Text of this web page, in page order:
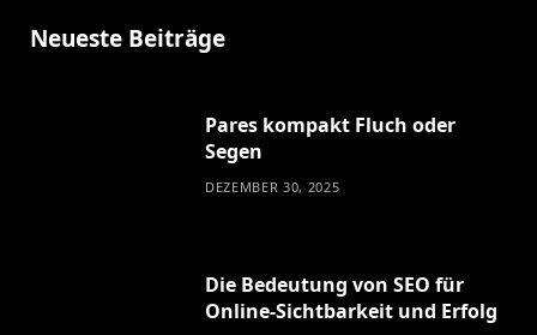
Neueste Beiträge
Pares kompakt Fluch oder
Segen
DEZEMBER 30, 2025
Die Bedeutung von SEO für
Online-Sichtbarkeit und Erfolg